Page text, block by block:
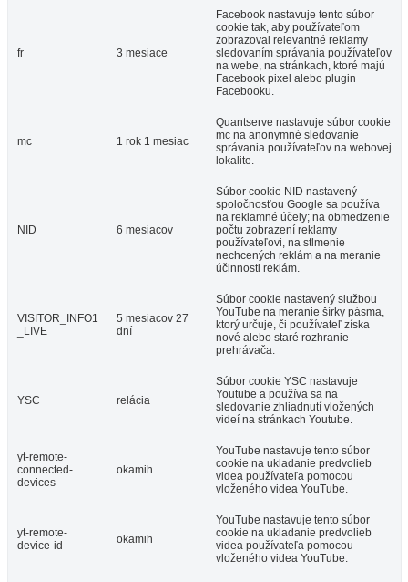
fr 3 mesiace
Facebook nastavuje tento súbor
cookie tak, aby používateľom
zobrazoval relevantné reklamy
sledovaním správania používateľov
na webe, na stránkach, ktoré majú
Facebook pixel alebo plugin
Facebooku.
mc 1 rok 1 mesiac
Quantserve nastavuje súbor cookie
mc na anonymné sledovanie
správania používateľov na webovej
lokalite.
NID 6 mesiacov
Súbor cookie NID nastavený
spoločnosťou Google sa používa
na reklamné účely; na obmedzenie
počtu zobrazení reklamy
používateľovi, na stlmenie
nechcených reklám a na meranie
účinnosti reklám.
VISITOR_INFO1
_LIVE
5 mesiacov 27
dní
Súbor cookie nastavený službou
YouTube na meranie šírky pásma,
ktorý určuje, či používateľ získa
nové alebo staré rozhranie
prehrávača.
YSC relácia
Súbor cookie YSC nastavuje
Youtube a používa sa na
sledovanie zhliadnutí vložených
videí na stránkach Youtube.
yt-remote-
connected-
devices
okamih
YouTube nastavuje tento súbor
cookie na ukladanie predvolieb
videa používateľa pomocou
vloženého videa YouTube.
yt-remote-
device-id
okamih
YouTube nastavuje tento súbor
cookie na ukladanie predvolieb
videa používateľa pomocou
vloženého videa YouTube.